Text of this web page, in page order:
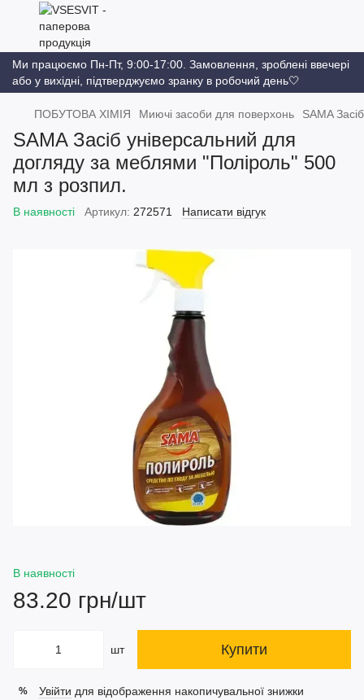
Ми працюємо Пн-Пт, 9:00-17:00. Замовлення, зроблені ввечері
або у вихідні, підтверджуємо зранку в робочий день🤍
ПОБУТОВА ХІМІЯ Миючі засоби для поверхонь SAMA
SAMA Засіб універсальний для
догляду за меблями "Поліроль" 500
мл з розпил.
В наявності Артикул: 272571 Написати відгук
В наявності
83.20 грн/шт
шт Купити
% Увійти для відображення накопичувальної знижки